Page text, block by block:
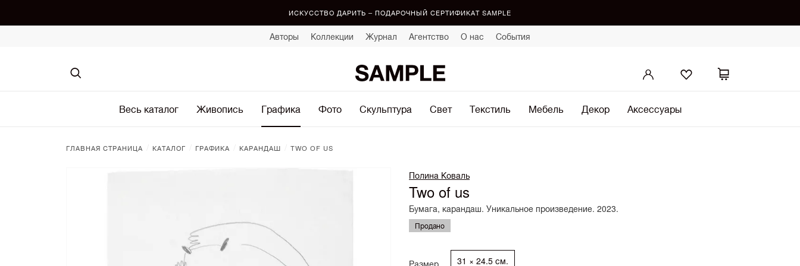
ИСКУССТВО ДАРИТЬ – ПОДАРОЧНЫЙ СЕРТИФИКАТ SAMPLE
Авторы Коллекции Журнал Агентство О нас События
Весь каталог Живопись Графика Фото Скульптура Свет Текстиль Мебель Декор Аксессуары
ГЛАВНАЯ СТРАНИЦА КАТАЛОГ ГРАФИКА КАРАНДАШ TWO OF US
Полина Коваль
Two of us
Бумага, карандаш. Уникальное произведение. 2023.
Продано
Размер 31 × 24.5 см.